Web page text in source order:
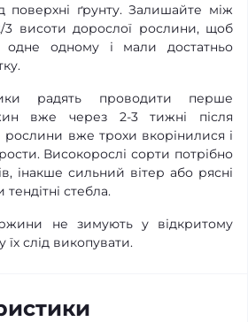
ґрунту. Залишайте між
3 висоти дорослої рослини, щоб
одному і мали достатньо
радять проводити перше
вже через 2-3 тижні після
рослини вже трохи вкорінилися і
Високорослі сорти потрібно
інакше сильний вітер або рясні
стебла.
не зимують у відкритому
їх слід викопувати.